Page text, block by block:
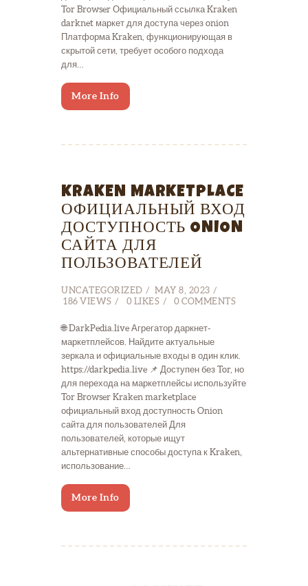
Tor Browser Официальный ссылка Kraken
darknet маркет для доступа через onion
Платформа Kraken, функционирующая в
скрытой сети, требует особого подхода
для…
More Info
KRAKEN MARKETPLACE
ОФИЦИАЛЬНЫЙ ВХОД
ДОСТУПНОСТЬ ONION
САЙТА ДЛЯ
ПОЛЬЗОВАТЕЛЕЙ
UNCATEGORIZED
MAY 8, 2023
186 VIEWS 0 LIKES 0 COMMENTS
🌐 DarkPedia.live Агрегатор даркнет-
маркетплейсов. Найдите актуальные
зеркала и официальные входы в один клик.
https://darkpedia.live 📌 Доступен без Tor, но
для перехода на маркетплейсы используйте
Tor Browser Kraken marketplace
официальный вход доступность Onion
сайта для пользователей Для
пользователей, которые ищут
альтернативные способы доступа к Kraken,
использование…
More Info